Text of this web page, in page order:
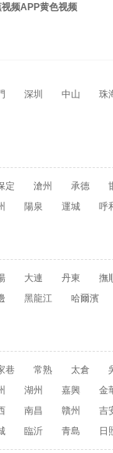
频APP黄色视频
深圳 中山 珠
定 滄州 承德
陽泉 運城
呼
大連 丹東
撫
黑龍江
哈爾濱
巷 常熟 太倉
湖州 嘉興
金
南昌 贛州
吉
臨沂 青島 日